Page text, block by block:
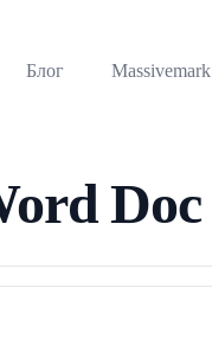
Блог Massivemark
Doc